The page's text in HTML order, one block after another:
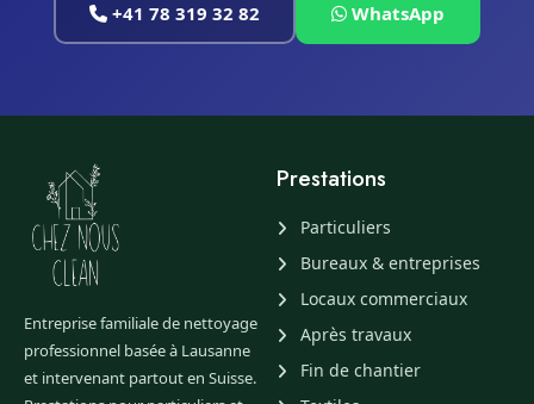
+41 78 319 32 82 WhatsApp
Entreprise familiale de nettoyage
professionnel basée à Lausanne
et intervenant partout en Suisse.
Prestations
Particuliers
Bureaux & entreprises
Locaux commerciaux
Après travaux
Fin de chantier